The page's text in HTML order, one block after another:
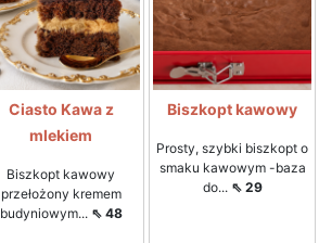
Ciasto Kawa z
mlekiem
Biszkopt kawowy
przełożony kremem
budyniowym... ⇖ 48
Biszkopt kawowy
Prosty, szybki biszkopt o
smaku kawowym -baza
do... ⇖ 29